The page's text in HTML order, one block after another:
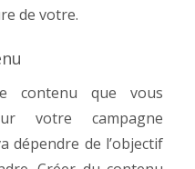
de votre.
contenu que vous
votre campagne
dépendre de l’objectif